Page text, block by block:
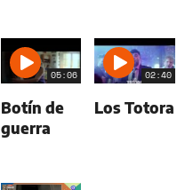
05:06
Botín de
guerra
02:40
Los Totora